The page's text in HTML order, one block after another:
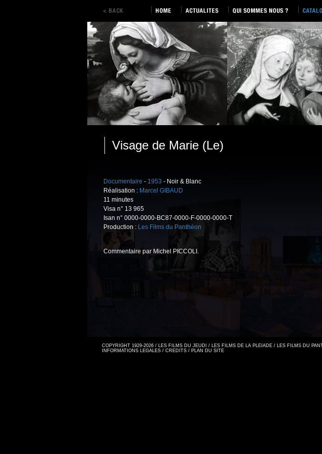
Visage de Marie (Le)
Documentaire - 1953 - Noir & Blanc
Réalisation : Marcel GIBAUD
11 minutes
Visa n° 13 965
Isan n° 0000-0000-BC87-0000-F-0000-0000-T
Production : Les Films du Panthéon
Commentaire par Michel PICCOLI.
COPYRIGHT 1929-2026 / LES FILMS DU JEUDI / LES FILMS DE LA PLEIADE / LES FILMS DU
INFORMATIONS LEGALES / CREDITS / PLAN DU SITE